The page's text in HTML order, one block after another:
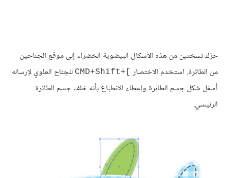
حرّك نسختين من هذه الأشكال البيضوية الخضراء إلى موقع الجناحين
من الطائرة. استخدم الاختصار
]+CMD+Shift
للجناح العلوي لإرساله
أسفل شكل جسم الطائرة وإعطاء الانطباع بأنه خلف جسم الطائرة
الرئيسي.